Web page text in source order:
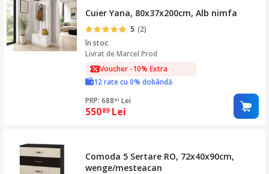
Cuier Yana, 80x37x200cm, Alb nimfa
5 (2)
în stoc
Livrat deMarcel Prod
Voucher -10% Extra
12 rate cu 0% dobândă
PRP: 688 61 Lei
55089 Lei
Comoda 5 Sertare RO, 72x40x90cm,
wenge/mesteacan